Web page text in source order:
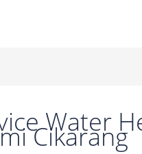
Water
Cikarang